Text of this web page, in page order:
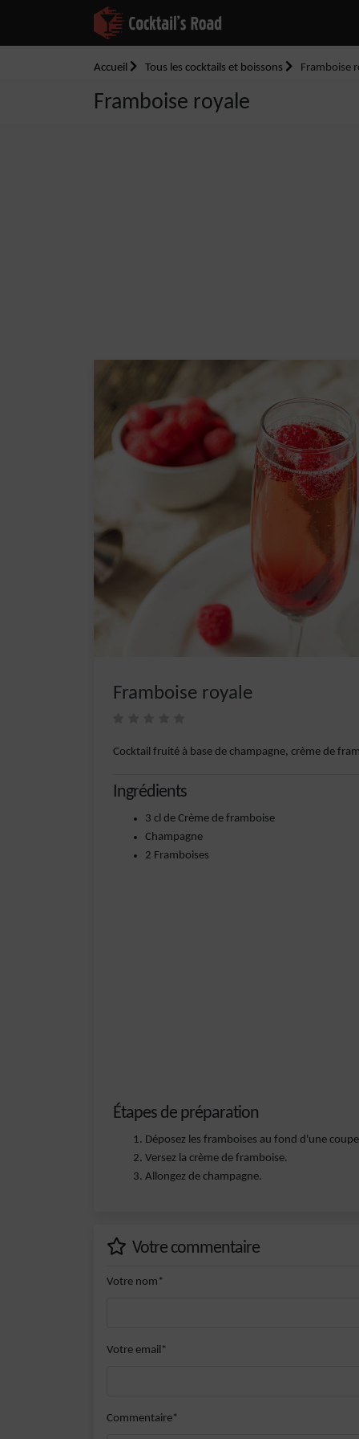
Accueil Tous les cocktails et boissons Framboise
Framboise royale
Framboise royale
Cocktail fruité à base de champagne, crème de
Ingrédients
3 cl de Crème de framboise
Champagne
2 Framboises
Étapes de préparation
Déposez les framboises au fond d'une
Versez la crème de framboise.
Allongez de champagne.
Votre commentaire
Votre nom*
Votre email*
Commentaire*